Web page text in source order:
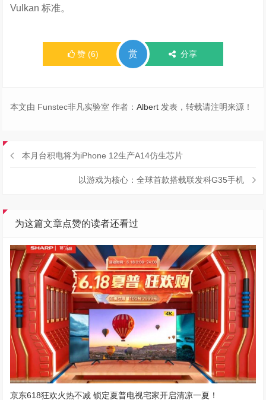
Vulkan 标准。
赞 (6) 赏 分享
本文由 Funstec非凡实验室 作者：Albert 发表，转载请注明来源！
本月台积电将为iPhone 12生产A14仿生芯片
以游戏为核心：全球首款搭载联发科G35手机
为这篇文章点赞的读者还看过
京东618狂欢火热不减 锁定夏普电视宅家开启清凉一夏！